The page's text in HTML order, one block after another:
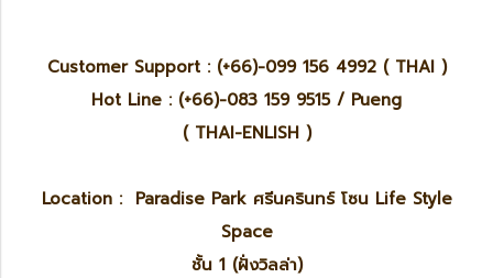
Customer Support : (+66)-099 156 4992 ( THAI )
Hot Line : (+66)-083 159 9515 / Pueng
( THAI-ENLISH )
Location : Paradise Park ศรีนครินทร์ โซน Life Style
Space
ชั้น 1 (ฝั่งวิลล่า)